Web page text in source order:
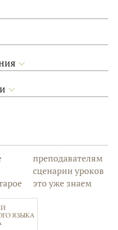
преподавателям
сценарии уроков
это уже знаем